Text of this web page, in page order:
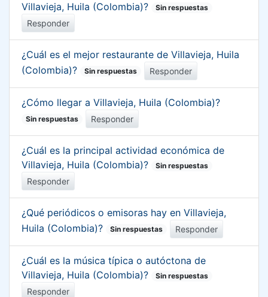
Villavieja, Huila (Colombia)?
Sin respuestas
Responder
¿Cuál es el mejor restaurante de Villavieja, Huila
(Colombia)?
Sin respuestas Responder
¿Cómo llegar a Villavieja, Huila (Colombia)?
Sin respuestas Responder
¿Cuál es la principal actividad económica de
Villavieja, Huila (Colombia)?
Sin respuestas
Responder
¿Qué periódicos o emisoras hay en Villavieja,
Huila (Colombia)?
Sin respuestas Responder
¿Cuál es la música típica o autóctona de
Villavieja, Huila (Colombia)?
Sin respuestas
Responder